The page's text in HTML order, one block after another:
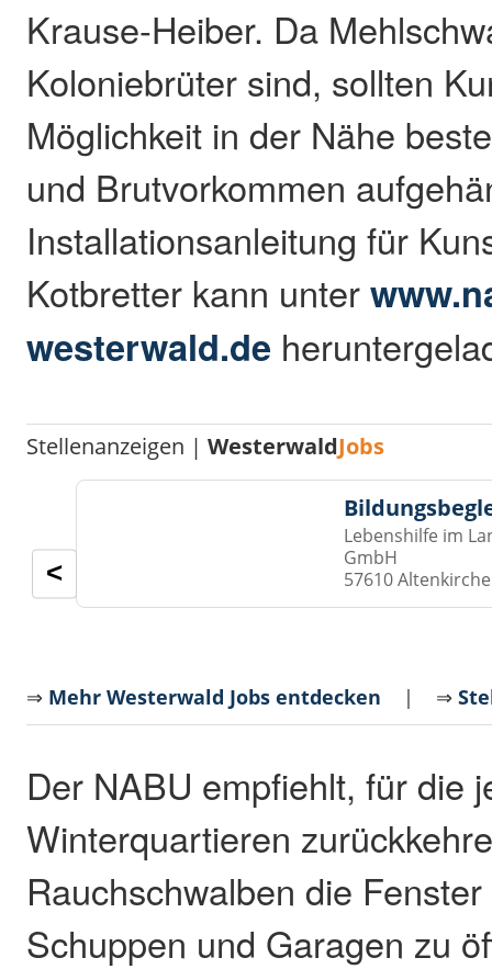
Krause-Heiber. Da
Koloniebrüter sind, sollten
Möglichkeit in der Nähe
und Brutvorkommen
Installationsanleitung für
Kotbretter kann unter
westerwald.de
Stellenanzeigen |WesterwaldJobs
Lebenshilfe im
GmbH
57610
<
⇒ Mehr Westerwald Jobs entdecken | ⇒
Der NABU empfiehlt, für die
Winterquartieren
Rauchschwalben die
Schuppen und Garagen zu